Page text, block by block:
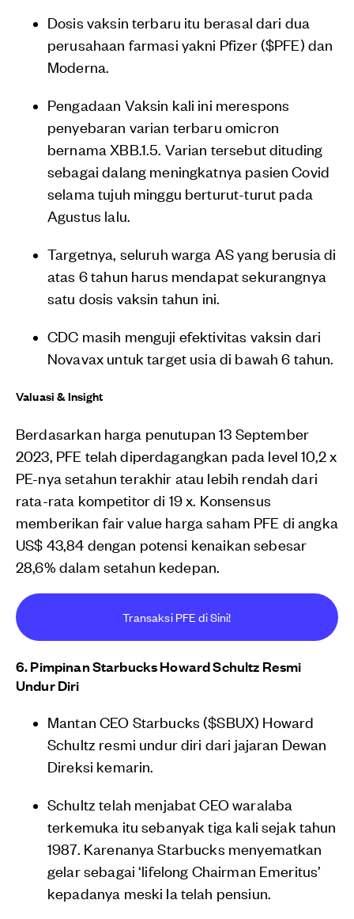
Dosis vaksin terbaru itu berasal dari dua
perusahaan farmasi yakni Pfizer ($PFE) dan
Moderna.
Pengadaan Vaksin kali ini merespons
penyebaran varian terbaru omicron
bernama XBB.1.5. Varian tersebut dituding
sebagai dalang meningkatnya pasien Covid
selama tujuh minggu berturut-turut pada
Agustus lalu.
Targetnya, seluruh warga AS yang berusia di
atas 6 tahun harus mendapat sekurangnya
satu dosis vaksin tahun ini.
CDC masih menguji efektivitas vaksin dari
Novavax untuk target usia di bawah 6 tahun.
Valuasi & Insight
Berdasarkan harga penutupan 13 September
2023, PFE telah diperdagangkan pada level 10,2 x
PE-nya setahun terakhir atau lebih rendah dari
rata-rata kompetitor di 19 x. Konsensus
memberikan fair value harga saham PFE di angka
US$ 43,84 dengan potensi kenaikan sebesar
28,6% dalam setahun kedepan.
Transaksi PFE di Sini!
6. Pimpinan Starbucks Howard Schultz Resmi
Undur Diri
Mantan CEO Starbucks ($SBUX) Howard
Schultz resmi undur diri dari jajaran Dewan
Direksi kemarin.
Schultz telah menjabat CEO waralaba
terkemuka itu sebanyak tiga kali sejak tahun
1987. Karenanya Starbucks menyematkan
gelar sebagai ‘lifelong Chairman Emeritus’
kepadanya meski Ia telah pensiun.